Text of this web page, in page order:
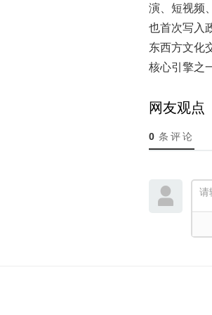
演、短视频
也首次写入
东西方文化
核心引擎之
网友观点
0 条评论